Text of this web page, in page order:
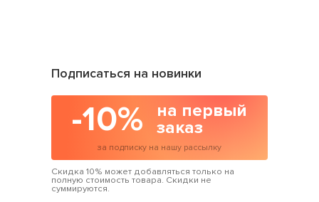
Подписаться на новинки
-10%
на первый
заказ
за подписку на нашу рассылку
Скидка 10% может добавляться только на
полную стоимость товара. Скидки не
суммируются.